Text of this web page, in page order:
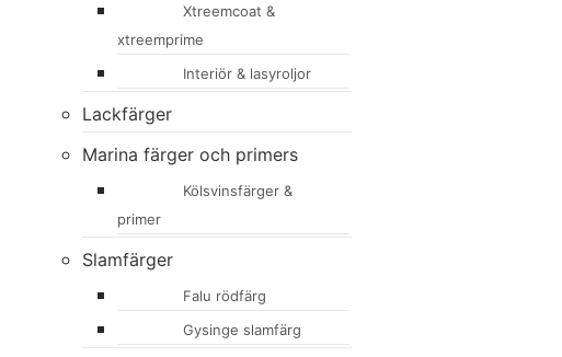
Xtreemcoat &
xtreemprime
Interiör & lasyroljor
Lackfärger
Marina färger och primers
Kölsvinsfärger &
primer
Slamfärger
Falu rödfärg
Gysinge slamfärg